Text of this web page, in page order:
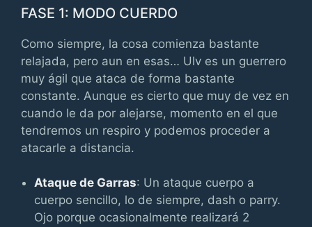
FASE 1: MODO CUERDO
Como siempre, la cosa comienza bastante
relajada, pero aun en esas… Ulv es un guerrero
muy ágil que ataca de forma bastante
constante. Aunque es cierto que muy de vez en
cuando le da por alejarse, momento en el que
tendremos un respiro y podemos proceder a
atacarle a distancia.
Ataque de Garras: Un ataque cuerpo a
cuerpo sencillo, lo de siempre, dash o parry.
Ojo porque ocasionalmente realizará 2